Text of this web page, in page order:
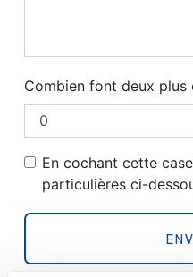
Combien font deux plus
En cochant cette
particulières ci-